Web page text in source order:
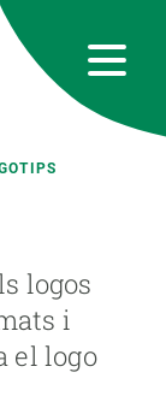
logos
i
el logo